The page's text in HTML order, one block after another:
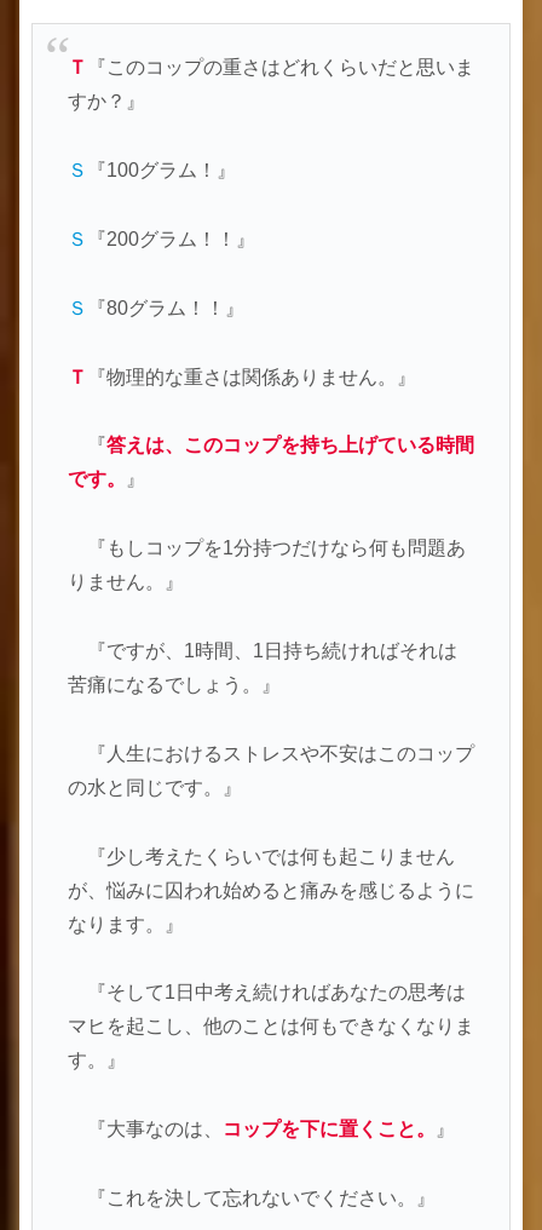
Ｔ
『このコップの重さはどれくらいだと思いま
すか？』
Ｓ 『100グラム！』
Ｓ 『200グラム！！』
Ｓ 『80グラム！！』
Ｔ 『物理的な重さは関係ありません。』
『答えは、このコップを持ち上げている時間
です。
』
『もしコップを1分持つだけなら何も問題あ
りません。』
『ですが、1時間、1日持ち続ければそれは
苦痛になるでしょう。』
『人生におけるストレスや不安はこのコップ
の水と同じです。』
『少し考えたくらいでは何も起こりません
が、悩みに囚われ始めると痛みを感じるように
なります。』
『そして1日中考え続ければあなたの思考は
マヒを起こし、他のことは何もできなくなりま
す。』
『大事なのは、 コップを下に置くこと。 』
『これを決して忘れないでください。』